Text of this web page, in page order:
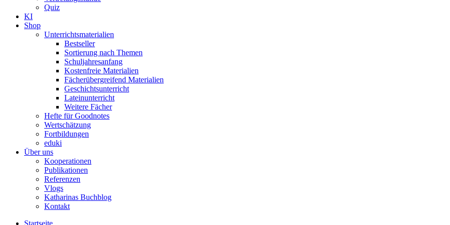
Quiz
KI
Shop
Unterrichtsmaterialien
Bestseller
Sortierung nach Themen
Schuljahresanfang
Kostenfreie Materialien
Fächerübergreifend Materialien
Geschichtsunterricht
Lateinunterricht
Weitere Fächer
Hefte für Goodnotes
Wertschätzung
Fortbildungen
eduki
Über uns
Kooperationen
Publikationen
Referenzen
Vlogs
Katharinas Buchblog
Kontakt
Startseite